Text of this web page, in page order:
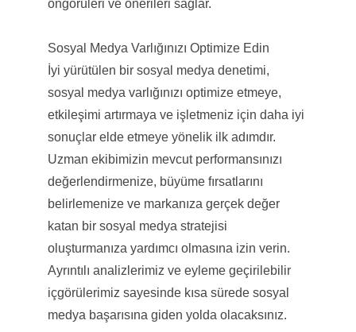
öngörüleri ve önerileri sağlar.
Sosyal Medya Varlığınızı Optimize Edin
İyi yürütülen bir sosyal medya denetimi,
sosyal medya varlığınızı optimize etmeye,
etkileşimi artırmaya ve işletmeniz için daha iyi
sonuçlar elde etmeye yönelik ilk adımdır.
Uzman ekibimizin mevcut performansınızı
değerlendirmenize, büyüme fırsatlarını
belirlemenize ve markanıza gerçek değer
katan bir sosyal medya stratejisi
oluşturmanıza yardımcı olmasına izin verin.
Ayrıntılı analizlerimiz ve eyleme geçirilebilir
içgörülerimiz sayesinde kısa sürede sosyal
medya başarısına giden yolda olacaksınız.